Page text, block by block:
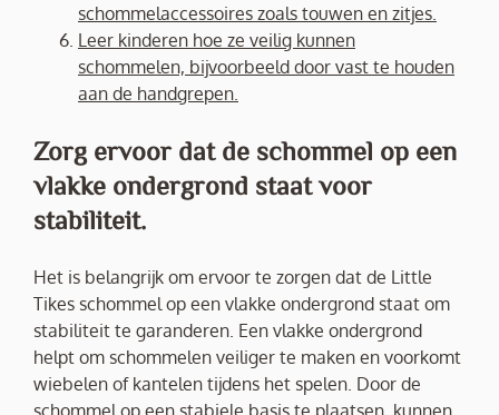
schommelaccessoires zoals touwen en zitjes.
Leer kinderen hoe ze veilig kunnen
schommelen, bijvoorbeeld door vast te houden
aan de handgrepen.
Zorg ervoor dat de schommel op een
vlakke ondergrond staat voor
stabiliteit.
Het is belangrijk om ervoor te zorgen dat de Little
Tikes schommel op een vlakke ondergrond staat om
stabiliteit te garanderen. Een vlakke ondergrond
helpt om schommelen veiliger te maken en voorkomt
wiebelen of kantelen tijdens het spelen. Door de
schommel op een stabiele basis te plaatsen, kunnen